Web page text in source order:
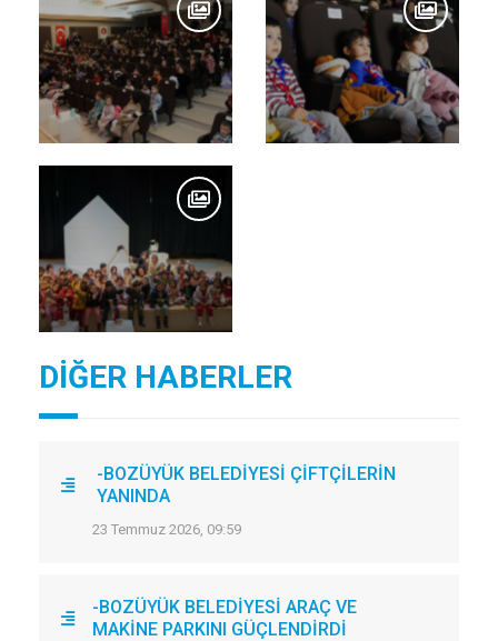
DİĞER HABERLER
-BOZÜYÜK BELEDİYESİ ÇİFTÇİLERİN
YANINDA
23 Temmuz 2026, 09:59
-BOZÜYÜK BELEDİYESİ ARAÇ VE
MAKİNE PARKINI GÜÇLENDİRDİ